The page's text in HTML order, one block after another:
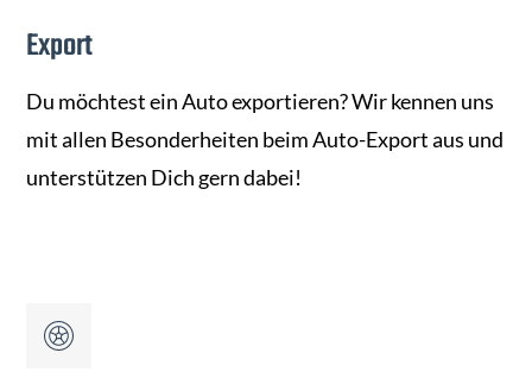
Export
Du möchtest ein Auto exportieren? Wir kennen uns
mit allen Besonderheiten beim Auto-Export aus und
unterstützen Dich gern dabei!